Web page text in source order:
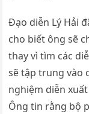
Đạo diễn Lý Hải
cho biết ông sẽ
thay vì tìm các
sẽ tập trung vào
nghiệm diễn
Ông tin rằng bộ